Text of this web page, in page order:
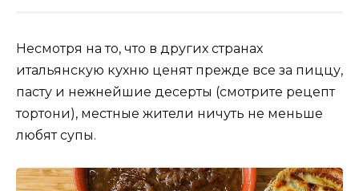
Несмотря на то, что в других странах
итальянскую кухню ценят прежде все за пиццу,
пасту и нежнейшие десерты (смотрите рецепт
тортони), местные жители ничуть не меньше
любят супы.